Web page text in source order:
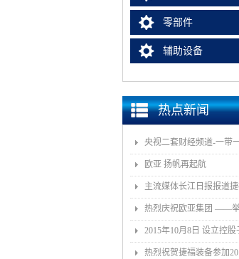
零部件
辅助设备
热点新闻
欧亚 扬帆再起航